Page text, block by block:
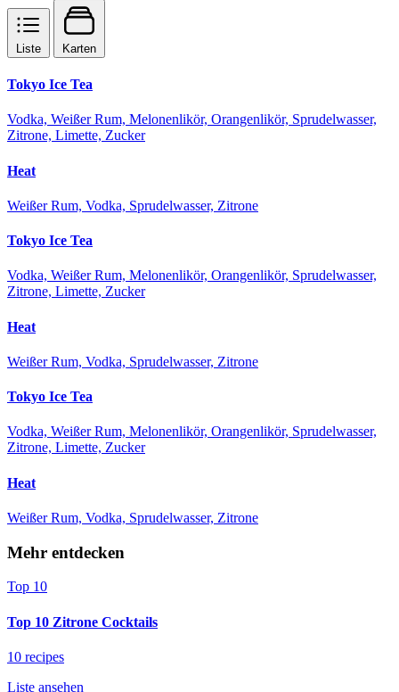
Liste Karten
Tokyo Ice Tea
Vodka, Weißer Rum, Melonenlikör, Orangenlikör, Sprudelwasser,
Zitrone, Limette, Zucker
Heat
Weißer Rum, Vodka, Sprudelwasser, Zitrone
Tokyo Ice Tea
Vodka, Weißer Rum, Melonenlikör, Orangenlikör, Sprudelwasser,
Zitrone, Limette, Zucker
Heat
Weißer Rum, Vodka, Sprudelwasser, Zitrone
Tokyo Ice Tea
Vodka, Weißer Rum, Melonenlikör, Orangenlikör, Sprudelwasser,
Zitrone, Limette, Zucker
Heat
Weißer Rum, Vodka, Sprudelwasser, Zitrone
Mehr entdecken
Top 10
Top 10 Zitrone Cocktails
10 recipes
Liste ansehen